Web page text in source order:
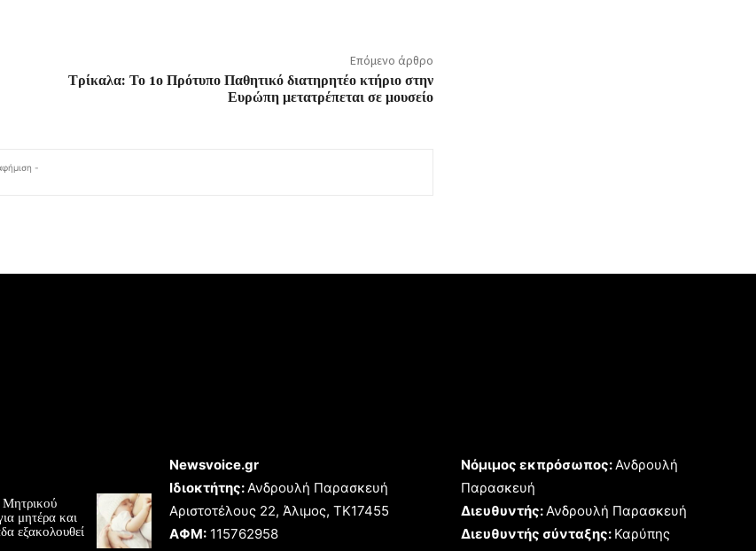
Επόμενο άρθρο
Τρίκαλα: Το 1ο Πρότυπο Παθητικό διατηρητέο κτήριο στην
Ευρώπη μετατρέπεται σε μουσείο
-
μητέρα και
εξακολουθεί
Newsvoice.gr
Ιδιοκτήτης:Ανδρουλή Παρασκευή
Αριστοτέλους 22, Άλιμος, TK17455
ΑΦΜ: 115762958
Νόμιμος εκπρόσωπος:Ανδρουλή
Παρασκευή
Διευθυντής:Ανδρουλή Παρασκευή
Διευθυντής σύνταξης: Καρύπης